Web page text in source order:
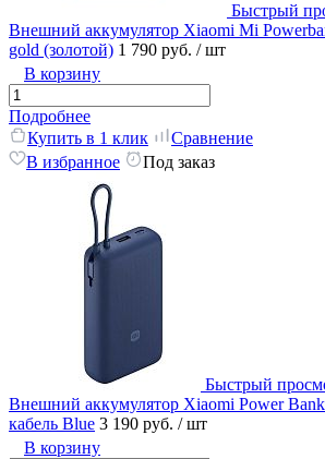
Быстрый
Внешний аккумулятор Xiaomi Mi
gold (золотой) 1 790 руб. / шт
В корзину
Подробнее
Купить в 1 клик
Сравнение
В избранное
Под заказ
Быстрый
Внешний аккумулятор Xiaomi Power
кабель Blue 3 190 руб. / шт
В корзину